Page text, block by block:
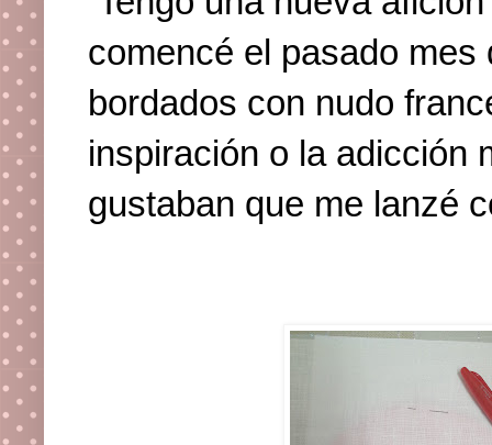
comencé el pasado
bordados con nudo
inspiración o la adicción
gustaban que me lanzé